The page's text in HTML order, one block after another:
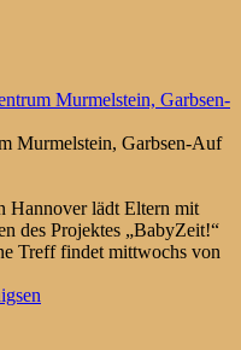
Murmelstein, Garbsen-
Murmelstein, Garbsen-Auf
Hannover lädt Eltern mit
des Projektes „BabyZeit!“
Treff findet mittwochs von